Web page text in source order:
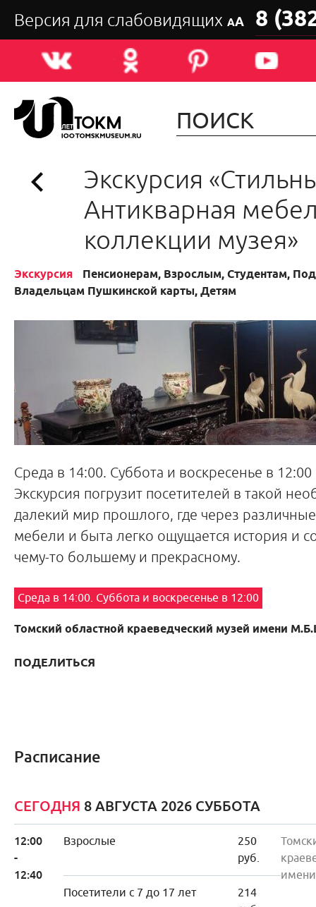
Версия для слабовидящих АА 8
Экскурсия
Антикварная
коллекции музея»
Экскурсия
Пенсионерам, Взрослым, Студентам,
Владельцам Пушкинской карты, Детям
Среда в 14:00. Суббота и воскресенье в 12:00
Экскурсия погрузит посетителей в такой
далекий мир прошлого, где через
мебели и быта легко ощущается история и
чему-то большему и прекрасному.
Среда в 14:00. Суббота и воскресенье в 12:00
Томский областной краеведческий музей имени
ПОДЕЛИТЬСЯ
Расписание
СЕГОДНЯ 8 АВГУСТА 2026 СУББОТА
12:00
-
12:40
Взрослые
250
руб.
Посетители с 7 до 17 лет
214